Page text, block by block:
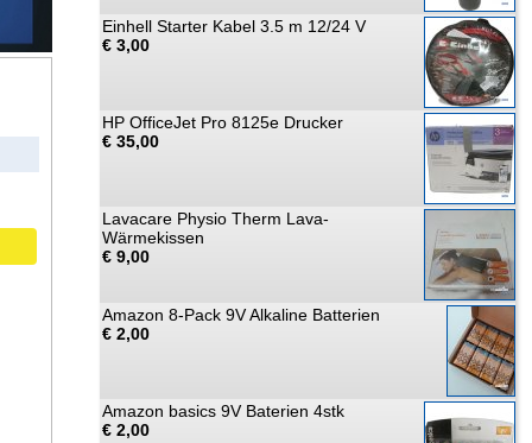
Einhell Starter Kabel 3.5 m 12/24 V
€ 3,00
HP OfficeJet Pro 8125e Drucker
€ 35,00
Lavacare Physio Therm Lava-
Wärmekissen
€ 9,00
Amazon 8-Pack 9V Alkaline Batterien
€ 2,00
Amazon basics 9V Baterien 4stk
€ 2,00